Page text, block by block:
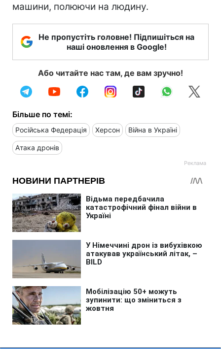
машини, полюючи на людину.
Не пропустіть головне! Підпишіться на
наші оновлення в Google!
Або читайте нас там, де вам зручно!
Більше по темі:
Російська Федерація Херсон Війна в Україні
Атака дронів